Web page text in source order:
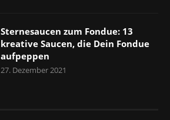
Sternesaucen zum Fondue: 13
kreative Saucen, die Dein Fondue
aufpeppen
27. Dezember 2021